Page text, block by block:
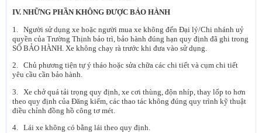
IV. NHỮNG PHẦN KHÔNG ĐƯỢC BẢO HÀNH
1. Người sử dụng xe hoặc người mua xe không đến Đại lý/Chi nhánh uỷ
quyền của Trường Thịnh bảo trì, bảo hành đúng hạn quy định đã ghi trong
SỔ BẢO HÀNH. Xe không chạy rà trước khi đưa vào sử dụng.
2. Chủ phương tiện tự ý tháo hoặc sửa chữa các chi tiết và cụm chi tiết
yêu cầu cần bảo hành.
3. Xe chở quá tải trọng quy định, xe cơi thùng, độn nhíp, thay lốp to hơn
theo quy định của Đăng kiểm, các thao tác không đúng quy trình kỹ thuật
điều chỉnh đồng hồ công tơ mét.
4. Lái xe không có bằng lái theo quy định.